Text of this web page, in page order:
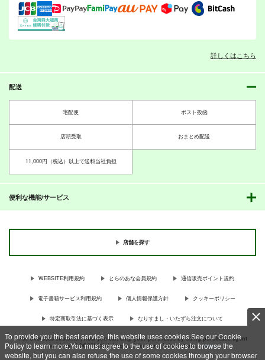
To provide you the best service, this website uses cookies.See our Cookie
Policy to learn more.You must agree to the use of cookies to browse the
website, but you can also refuse the use of some cookies through your browser
詳しくはこちら
配送
宅配便 ポスト投函
店頭受取 おまとめ配送
11,000円（税込）以上で送料当社負担
便利な機能/サービス
店舗を探す
WEBSITE利用規約 とらのあな会員規約 通信販売ポイント規約
電子書籍サービス利用規約 個人情報保護方針 クッキーポリシー
特定商取引法に基づく表示 なりすまし・いたずら注文について
For Overseas customer, now you can ship your purchases by using purchases agent
services “AOCS”! Click {more…} for more information …more